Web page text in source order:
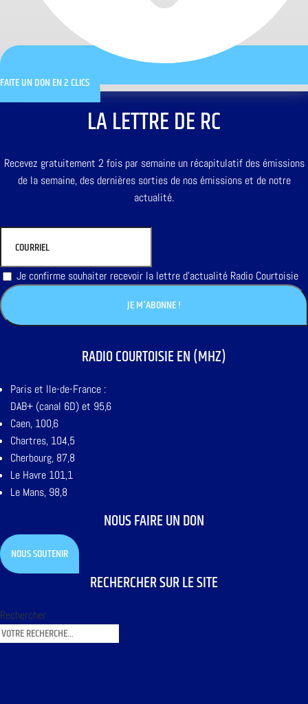
FAITE UN DON EN 2 CLICS
LA LETTRE DE RC
Recevez gratuitement 2 fois par semaine un récapitulatif des émissions
de la semaine, des dernières sorties de nos émissions et de notre
actualité.
Je confirme souhaiter recevoir la lettre d'actualité Radio Courtoisie
RADIO COURTOISIE EN (MHZ)
Paris et Ile-de-France :
DAB+ (canal 6D) et 95,6
Caen, 100,6
Chartres, 104,5
Cherbourg, 87,8
Le Havre 101,1
Le Mans, 98,8
NOUS FAIRE UN DON
NOUS SOUTENIR
RECHERCHER SUR LE SITE
Rechercher